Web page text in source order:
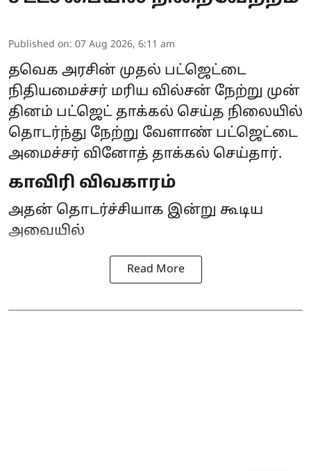
Published on: 07 Aug 2026, 6:11 am
தவெக அரசின் முதல் பட்ஜெட்டை
நிதியமைச்சர் மரிய வில்சன் நேற்று முன்
தினம் பட்ஜெட் தாக்கல் செய்த நிலையில்
தொடர்ந்து நேற்று வேளாண் பட்ஜெட்டை
அமைச்சர் வினோத் தாக்கல் செய்தார்.
காவிரி விவகாரம்
அதன் தொடர்ச்சியாக இன்று கூடிய
அவையில்
Read More